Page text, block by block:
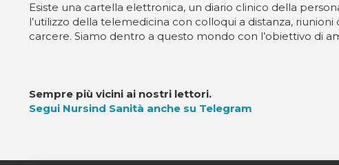
Esiste una cartella elettronica, un diario clinico della
l’utilizzo della telemedicina con colloqui a distanza,
carcere. Siamo dentro a questo mondo con l’obiettivo di
Sempre più vicini ai nostri lettori.
Segui Nursind Sanità anche su Telegram